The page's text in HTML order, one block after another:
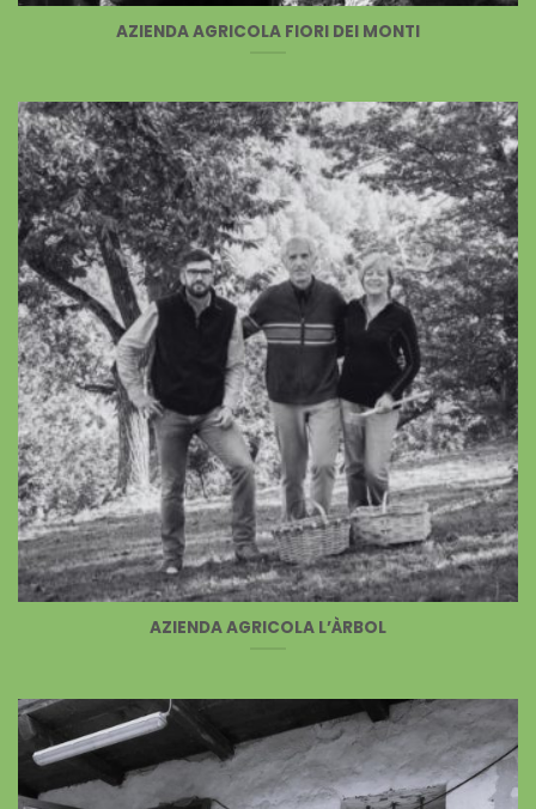
AZIENDA AGRICOLA FIORI DEI MONTI
AZIENDA AGRICOLA L’ÀRBOL